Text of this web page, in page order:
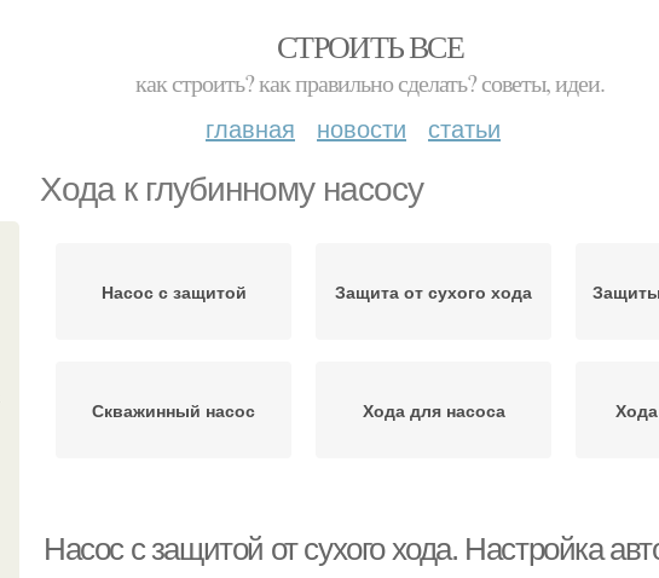
СТРОИТЬ ВСЕ
как строить? как правильно сделать? советы, идеи.
главная новости статьи
Хода к глубинному насосу
Насос с защитой Защита от сухого хода
Скважинный насос Хода для насоса
Насос с защитой от сухого хода. Настройка